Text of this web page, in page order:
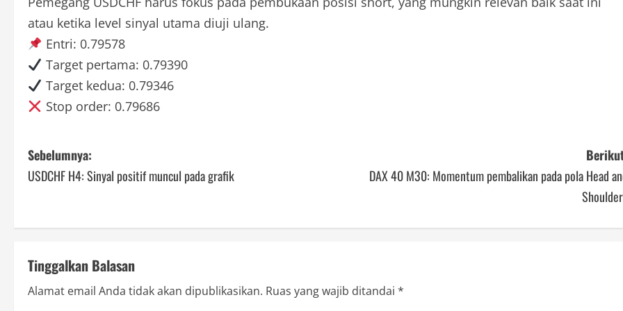
atau ketika level sinyal utama diuji ulang.
Entri: 0.79578
Target pertama: 0.79390
Target kedua: 0.79346
Stop order: 0.79686
P
o
n
a
Sebelumnya:
USDCHF H4: Sinyal positif muncul pada grafik
DAX 40 M30: Momentum pembalikan pada pola Head
Tinggalkan Balasan
Alamat email Anda tidak akan dipublikasikan. Ruas yang wajib ditandai *